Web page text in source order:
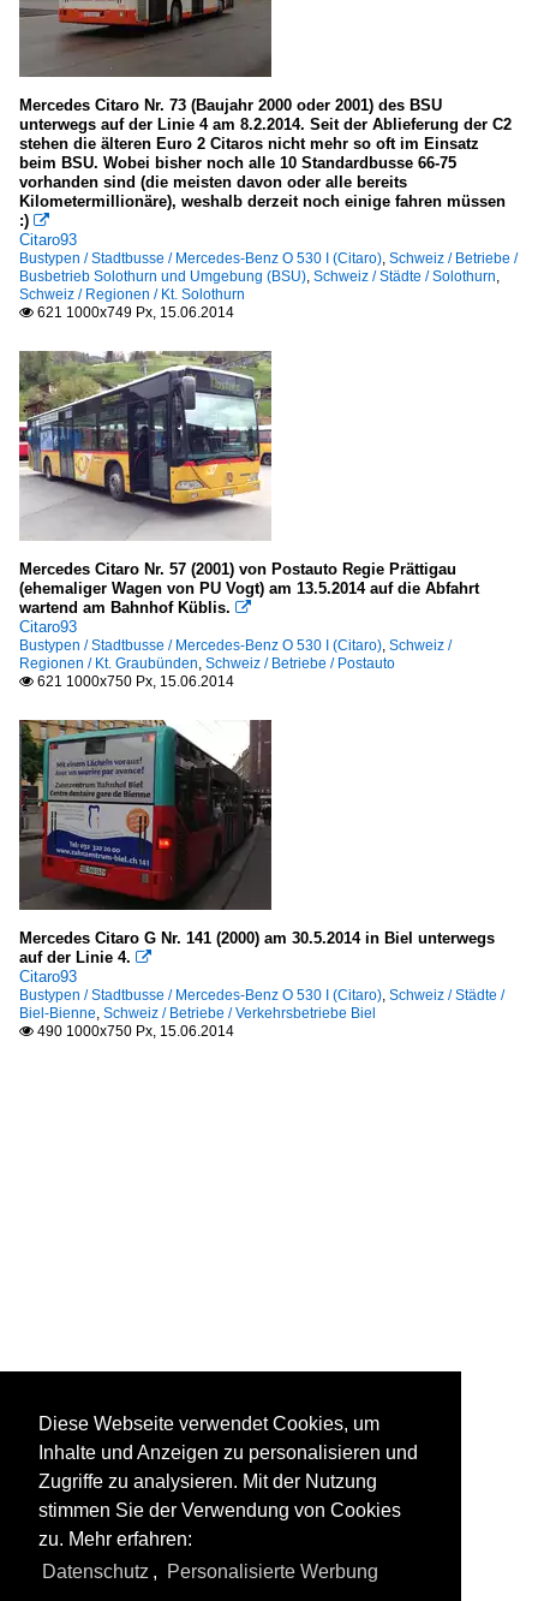
Mercedes Citaro Nr. 73 (Baujahr 2000 oder 2001) des BSU
unterwegs auf der Linie 4 am 8.2.2014. Seit der Ablieferung der C2
stehen die älteren Euro 2 Citaros nicht mehr so oft im Einsatz
beim BSU. Wobei bisher noch alle 10 Standardbusse 66-75
vorhanden sind (die meisten davon oder alle bereits
Kilometermillionäre), weshalb derzeit noch einige fahren müssen
:) 
Citaro93
Bustypen / Stadtbusse / Mercedes-Benz O 530 I (Citaro), Schweiz / Betriebe /
Busbetrieb Solothurn und Umgebung (BSU), Schweiz / Städte / Solothurn,
Schweiz / Regionen / Kt. Solothurn
 621 1000x749 Px, 15.06.2014
Mercedes Citaro Nr. 57 (2001) von Postauto Regie Prättigau
(ehemaliger Wagen von PU Vogt) am 13.5.2014 auf die Abfahrt
wartend am Bahnhof Küblis. 
Citaro93
Bustypen / Stadtbusse / Mercedes-Benz O 530 I (Citaro), Schweiz /
Regionen / Kt. Graubünden, Schweiz / Betriebe / Postauto
 621 1000x750 Px, 15.06.2014
Mercedes Citaro G Nr. 141 (2000) am 30.5.2014 in Biel unterwegs
auf der Linie 4. 
Citaro93
Bustypen / Stadtbusse / Mercedes-Benz O 530 I (Citaro), Schweiz / Städte /
Biel-Bienne, Schweiz / Betriebe / Verkehrsbetriebe Biel
 490 1000x750 Px, 15.06.2014
Diese Webseite verwendet Cookies, um
Inhalte und Anzeigen zu personalisieren und
Zugriffe zu analysieren. Mit der Nutzung
stimmen Sie der Verwendung von Cookies
zu. Mehr erfahren:
Datenschutz , Personalisierte Werbung